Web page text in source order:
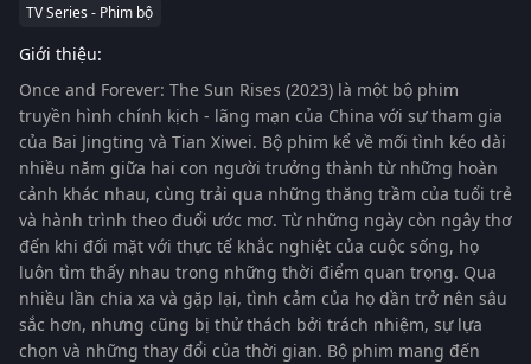
TV Series - Phim bộ
Giới thiệu:
Once and Forever: The Sun Rises (2023) là một bộ phim
truyền hình chính kịch - lãng mạn của China với sự tham gia
của Bai Jingting và Tian Xiwei. Bộ phim kể về mối tình kéo dài
nhiều năm giữa hai con người trưởng thành từ những hoàn
cảnh khác nhau, cùng trải qua những thăng trầm của tuổi trẻ
và hành trình theo đuổi ước mơ. Từ những ngày còn ngây thơ
đến khi đối mặt với thực tế khắc nghiệt của cuộc sống, họ
luôn tìm thấy nhau trong những thời điểm quan trọng. Qua
nhiều lần chia xa và gặp lại, tình cảm của họ dần trở nên sâu
sắc hơn, nhưng cũng bị thử thách bởi trách nhiệm, sự lựa
chọn và những thay đổi của thời gian. Bộ phim mang đến